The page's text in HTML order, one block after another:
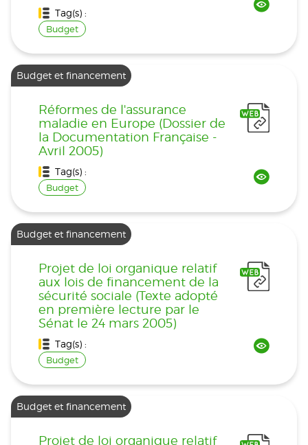
Tag(s) :
Budget
Budget et financement
Réformes de l'assurance
maladie en Europe (Dossier de
la Documentation Française -
Avril 2005)
Tag(s) :
Budget
Budget et financement
Projet de loi organique relatif
aux lois de financement de la
sécurité sociale (Texte adopté
en première lecture par le
Sénat le 24 mars 2005)
Tag(s) :
Budget
Budget et financement
Projet de loi organique relatif